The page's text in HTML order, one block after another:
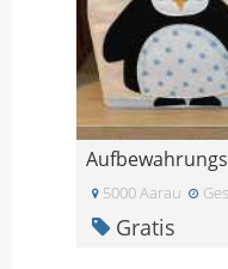
5000 Aarau
Gratis